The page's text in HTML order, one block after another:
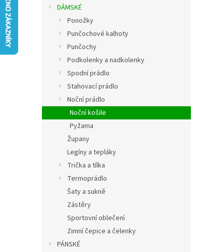
DÁMSKÉ
Ponožky
Punčochové kalhoty
Punčochy
Podkolenky a nadkolenky
Spodní prádlo
Stahovací prádlo
Noční prádlo
Noční košile
Pyžama
Župany
Legíny a tepláky
Trička a tílka
Termoprádlo
Šaty a sukně
Zástěry
Sportovní oblečení
Zimní čepice a čelenky
PÁNSKÉ